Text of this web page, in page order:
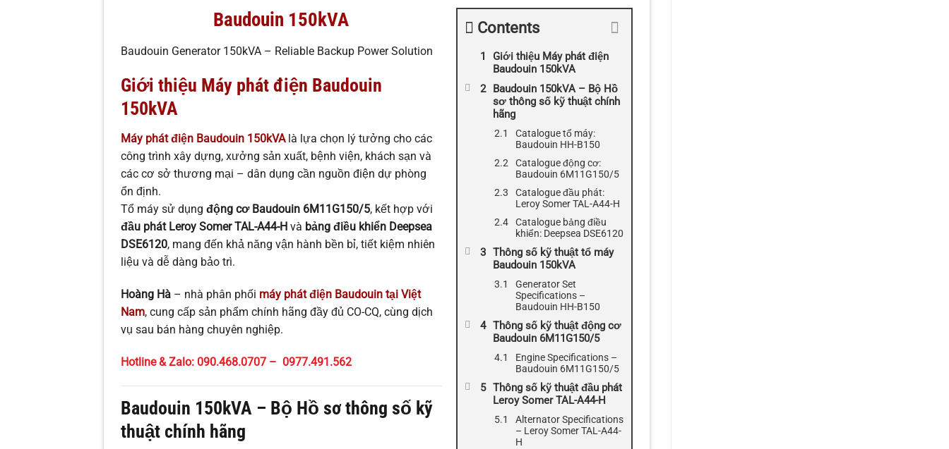
Contents
Giới thiệu Máy phát điện
Baudouin 150kVA
Baudouin 150kVA – Bộ Hồ
sơ thông số kỹ thuật chính
hãng
Catalogue tổ máy:
Baudouin HH-B150
Catalogue động cơ:
Baudouin 6M11G150/5
Catalogue đầu phát:
Leroy Somer TAL-A44-H
Catalogue bảng điều
khiển: Deepsea DSE6120
Thông số kỹ thuật tổ máy
Baudouin 150kVA
Generator Set
Specifications –
Baudouin HH-B150
Thông số kỹ thuật động cơ
Baudouin 6M11G150/5
Engine Specifications –
Baudouin 6M11G150/5
Thông số kỹ thuật đầu phát
Leroy Somer TAL-A44-H
Alternator Specifications
– Leroy Somer TAL-A44-
H
Baudouin 150kVA
Baudouin Generator 150kVA – Reliable Backup Power Solution
Giới thiệu Máy phát điện Baudouin
150kVA
Máy phát điện Baudouin 150kVAlà lựa chọn lý tưởng cho các
công trình xây dựng, xưởng sản xuất, bệnh viện, khách sạn và
các cơ sở thương mại – dân dụng cần nguồn điện dự phòng
ổn định.
Tổ máy sử dụng động cơ Baudouin 6M11G150/5, kết hợp với
đầu phát Leroy Somer TAL-A44-H và bảng điều khiển Deepsea
DSE6120, mang đến khả năng vận hành bền bỉ, tiết kiệm nhiên
liệu và dễ dàng bảo trì.
Hoàng Hà – nhà phân phối máy phát điện Baudouin tại Việt
Nam, cung cấp sản phẩm chính hãng đầy đủ CO-CQ, cùng dịch
vụ sau bán hàng chuyên nghiệp.
Hotline & Zalo: 090.468.0707 – 0977.491.562
Baudouin 150kVA – Bộ Hồ sơ thông số kỹ
thuật chính hãng